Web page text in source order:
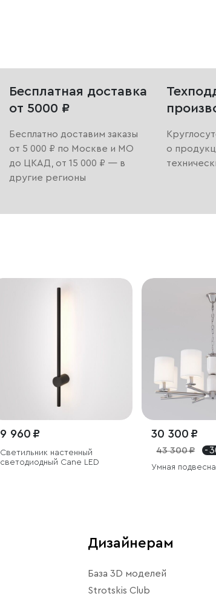
Бесплатная доставка
от 5000 ₽
Бесплатно доставим заказы
от 5 000 ₽ по Москве и МО
до ЦКАД, от 15 000 ₽ — в
другие регионы
о
9 960 ₽
Светильник настенный
светодиодный Cane LED
30 300 ₽
43 300 ₽ -
Умная
Дизайнерам
База 3D моделей
Strotskis Club